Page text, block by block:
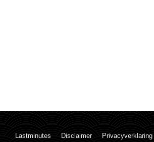
Lastminutes Disclaimer Privacyverklaring